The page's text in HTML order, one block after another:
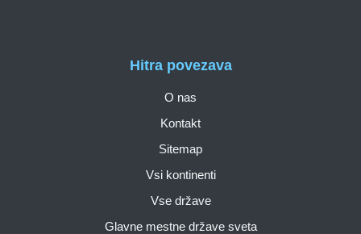
Hitra povezava
O nas
Kontakt
Sitemap
Vsi kontinenti
Vse države
Glavne mestne države sveta